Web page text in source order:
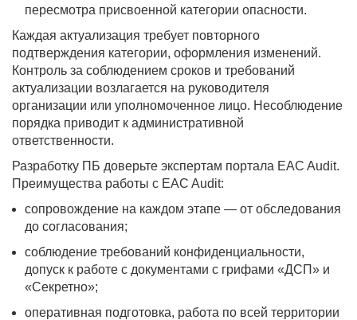
пересмотра присвоенной категории опасности.
Каждая актуализация требует повторного
подтверждения категории, оформления изменений.
Контроль за соблюдением сроков и требований
актуализации возлагается на руководителя
организации или уполномоченное лицо. Несоблюдение
порядка приводит к административной
ответственности.
Разработку ПБ доверьте экспертам портала EAC Audit.
Преимущества работы с EAC Audit:
сопровождение на каждом этапе — от обследования
до согласования;
соблюдение требований конфиденциальности,
допуск к работе с документами с грифами «ДСП» и
«Секретно»;
оперативная подготовка, работа по всей территории